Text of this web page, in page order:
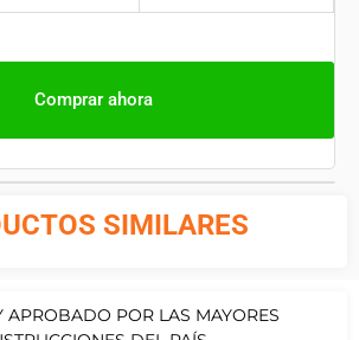
Comprar ahora
SIMILARES
APROBADO POR LAS MAYORES